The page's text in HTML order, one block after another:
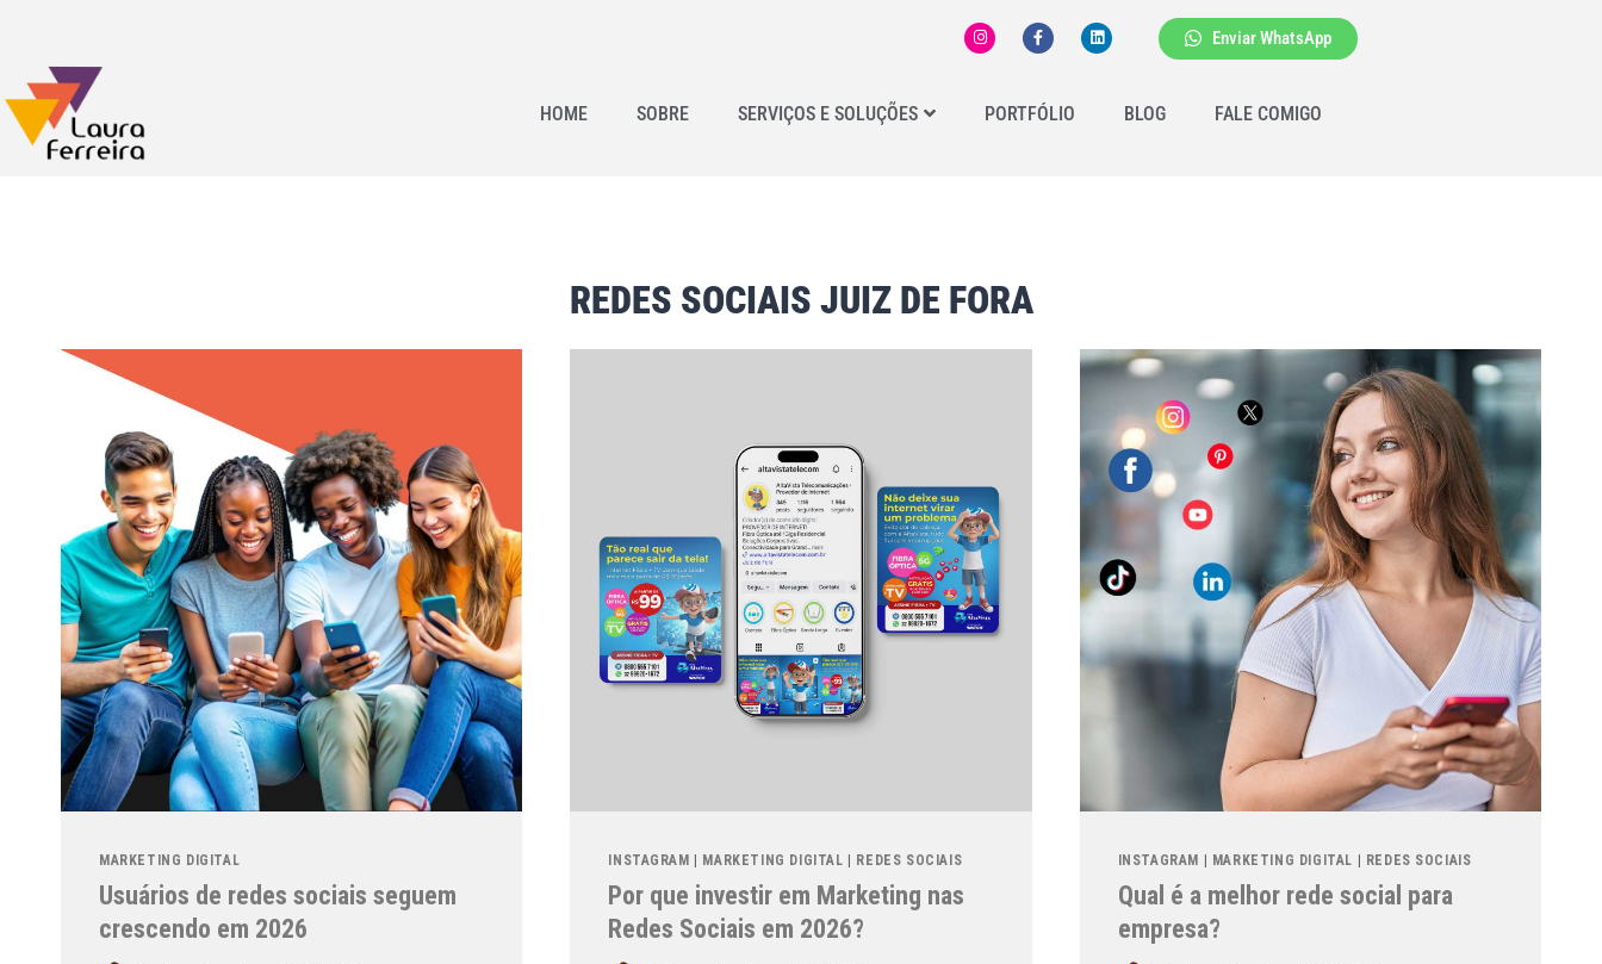
Enviar WhatsApp
HOME SOBRE SERVIÇOS E SOLUÇÕES PORTFÓLIO BLOG FALE COMIGO
REDES SOCIAIS JUIZ DE FORA
MARKETING DIGITAL
Usuários de redes sociais seguem
crescendo em 2026
INSTAGRAM | MARKETING DIGITAL | REDES SOCIAIS
Por que investir em Marketing nas
Redes Sociais em 2026?
INSTAGRAM | MARKETING DIGITAL | REDES SOCIAIS
Qual é a melhor rede social para
empresa?